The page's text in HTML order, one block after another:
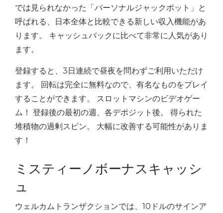
では見られなかった「パーソナルジャックポット」と
呼ばれる、日本全体と比較できる新しい収入機能があ
ります。 キャッシュバックに比べて非常に人気があり
ます。
登録すると、3日連続で昼夜を問わずご利用いただけ
ます。 回転は完全に無料なので、有名なものをプレイ
することができます。 スロットマシンのビデオゲー
ム！ 登録後の最初の週、各デポジット後。 得られた
堆積物の過剰スピン。 大幅に改善する可能性がありま
す！
ミスティーノボーナスキャッシ
ュ
ウェルカムトランザクションでは、10ドルのサインア